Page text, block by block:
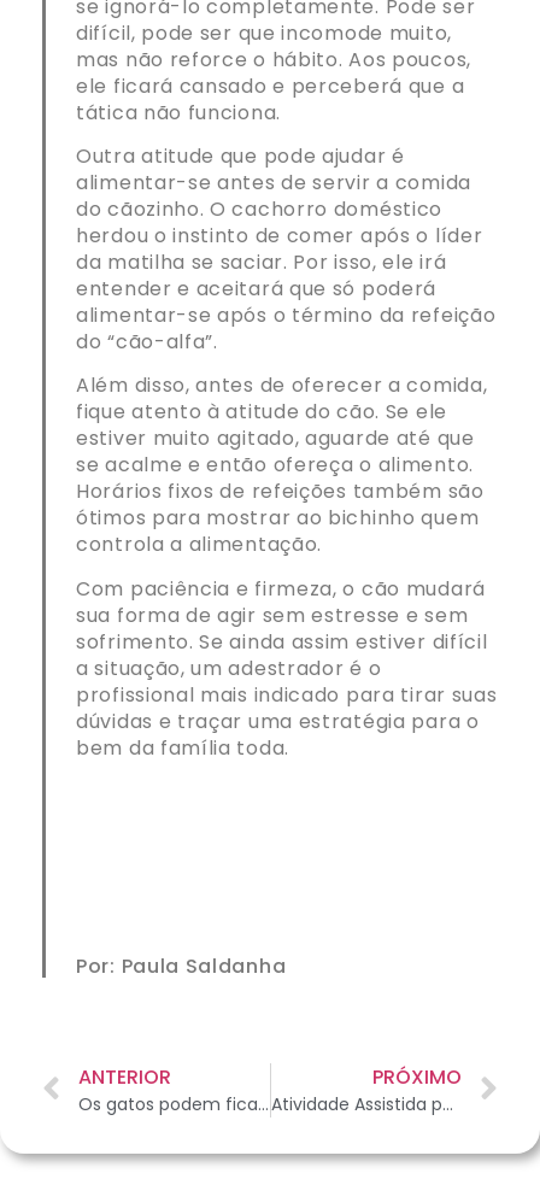
se ignorá-lo completamente. Pode ser
difícil, pode ser que incomode muito,
mas não reforce o hábito. Aos poucos,
ele ficará cansado e perceberá que a
tática não funciona.
Outra atitude que pode ajudar é
alimentar-se antes de servir a comida
do cãozinho. O cachorro doméstico
herdou o instinto de comer após o líder
da matilha se saciar. Por isso, ele irá
entender e aceitará que só poderá
alimentar-se após o término da refeição
do “cão-alfa”.
Além disso, antes de oferecer a comida,
fique atento à atitude do cão. Se ele
estiver muito agitado, aguarde até que
se acalme e então ofereça o alimento.
Horários fixos de refeições também são
ótimos para mostrar ao bichinho quem
controla a alimentação.
Com paciência e firmeza, o cão mudará
sua forma de agir sem estresse e sem
sofrimento. Se ainda assim estiver difícil
a situação, um adestrador é o
profissional mais indicado para tirar suas
dúvidas e traçar uma estratégia para o
bem da família toda.
Por: Paula Saldanha
ANTERIOR
Os gatos podem ficar sozinhos em casa quando o dono viaja?
PRÓXIMO
Atividade Assistida por Animais: como os cães melhoram a vida dos idosos